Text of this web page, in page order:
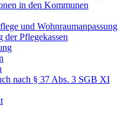
in den Kommunen
und Wohnraumanpassung
der Pflegekassen
nach § 37 Abs. 3 SGB XI